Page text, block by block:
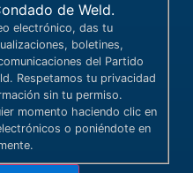
de Weld.
electrónico, das tu
boletines,
del Partido
Respetamos tu privacidad
sin tu permiso.
momento haciendo clic en
o poniéndote en